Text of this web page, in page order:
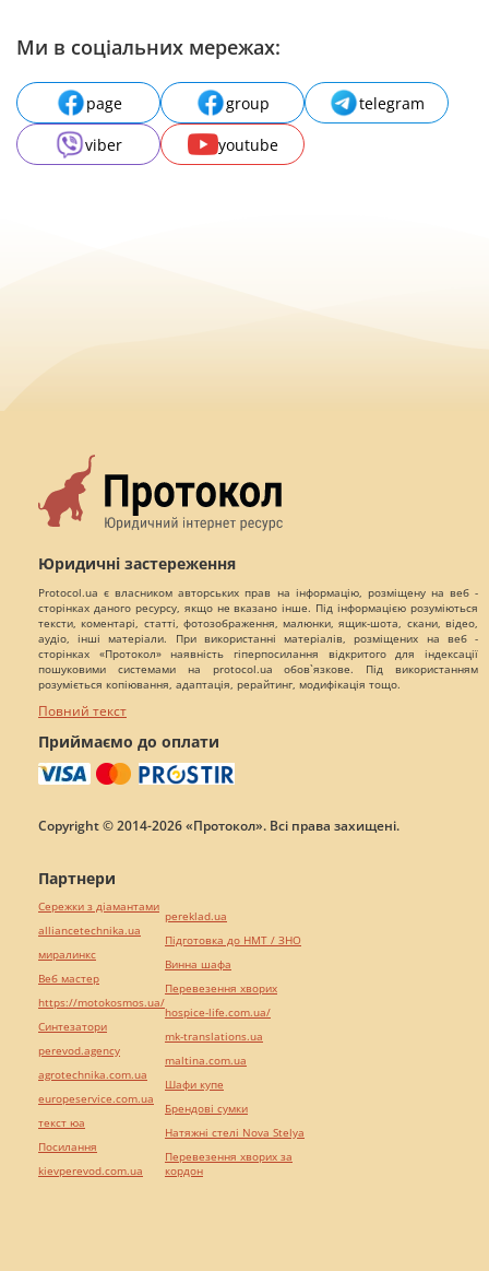
Ми в соціальних мережах:
page group
telegram
viber
youtube
Юридичні застереження
Protocol.ua є власником авторських прав на інформацію, розміщену на веб -
сторінках даного ресурсу, якщо не вказано інше. Під інформацією розуміються
тексти, коментарі, статті, фотозображення, малюнки, ящик-шота, скани, відео,
аудіо, інші матеріали. При використанні матеріалів, розміщених на веб -
сторінках «Протокол» наявність гіперпосилання відкритого для індексації
пошуковими системами на protocol.ua обов`язкове. Під використанням
розуміється копіювання, адаптація, рерайтинг, модифікація тощо.
Повний текст
Приймаємо до оплати
Copyright © 2014-2026 «Протокол». Всі права захищені.
Партнери
Сережки з діамантами
alliancetechnika.ua
миралинкс
Веб мастер
https://motokosmos.ua/
Синтезатори
perevod.agency
agrotechnika.com.ua
europeservice.com.ua
текст юа
Посилання
kievperevod.com.ua
pereklad.ua
Підготовка до НМТ / ЗНО
Винна шафа
Перевезення хворих
hospice-life.com.ua/
mk-translations.ua
maltina.com.ua
Шафи купе
Брендові сумки
Натяжні стелі Nova Stelya
Перевезення хворих за
кордон